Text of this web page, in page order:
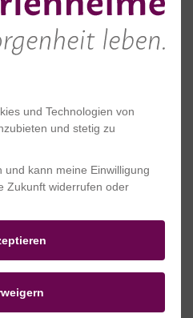
der Lebens-,
wir neben
unserer Mitarbeitenden.
Fachfortbildungen zu
und Technologien von
und stetig zu
kann meine Einwilligung
Zukunft widerrufen oder